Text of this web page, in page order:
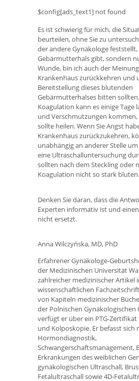
$config[ads_text1] not found
Es ist schwierig für mich, die
beurteilen, ohne Sie zu
der andere Gynäkologe feststellt,
Gebärmutterhals gibt, sondern
Wunde, bin ich auch der
Krankenhaus zurückkehren und
Bereitstellung dieses blutenden
Gebärmutterhalses bitten
Koagulation kann es einige Tage
und Verschmutzungen
sollte heilen. Wenn Sie Angst
Krankenhaus zurückzukehren,
unabhängig an anderer Stelle
eine Ultraschalluntersuchung
sollten nach dem Steckling oder
Koagulation nicht so stark bluten.
Denken Sie daran, dass die
Experten informativ ist und
nicht ersetzt.
Anna Wilczyńska, MD, PhD
Erfahrener Gynäkologe-
der Medizinischen Universität
zahlreicher medizinischer Artikel
wissenschaftlichen
von Kapiteln medizinischer
der Polnischen Gynäkologischen
verfügt er über ein PTG-
und Kolposkopie. Er befasst sich
Hormondiagnostik,
Schwangerschaftsmanagement,
Erkrankungen des weiblichen
gynäkologischen Ultraschall,
Fetalultraschall sowie 4D-